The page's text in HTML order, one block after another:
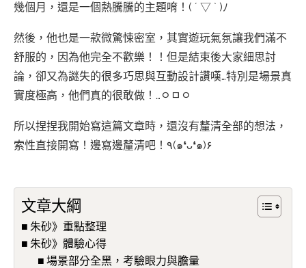
幾個月，還是一個熱騰騰的主題唷！( ´ ▽ ` )ﾉ
然後，他也是一款微驚悚密室，其實遊玩氣氛讓我們滿不
舒服的，因為他完全不歡樂！！但是結束後大家細思討
論，卻又為謎失的很多巧思與互動設計讚嘆…特別是場景真
實度極高，他們真的很敢做！…ㅇㅁㅇ
所以捏捏我開始寫這篇文章時，還沒有釐清全部的想法，
索性直接開寫！邊寫邊釐清吧！٩(๑❛ᴗ❛๑)۶
文章大綱
朱砂》重點整理
朱砂》體驗心得
場景部分全黑，考驗眼力與膽量